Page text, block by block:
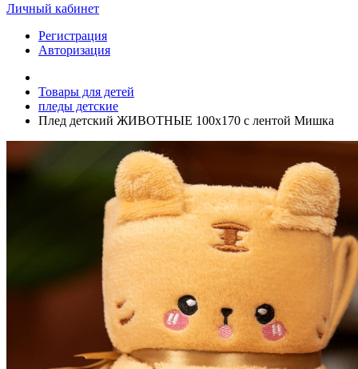
Личный кабинет
Регистрация
Авторизация
Товары для детей
пледы детские
Плед детский ЖИВОТНЫЕ 100х170 с лентой Мишка